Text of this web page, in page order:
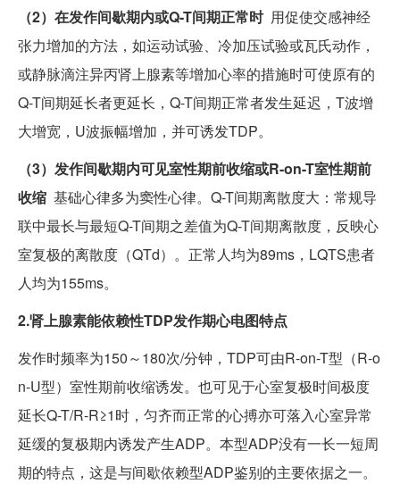
（2）在发作间歇期内或Q-T间期正常时用促使交感神经
张力增加的方法，如运动试验、冷加压试验或瓦氏动作，
或静脉滴注异丙肾上腺素等增加心率的措施时可使原有的
Q-T间期延长者更延长，Q-T间期正常者发生延迟，T波增
大增宽，U波振幅增加，并可诱发TDP。
（3）发作间歇期内可见室性期前收缩或R-on-T室性期前
收缩 基础心律多为窦性心律。Q-T间期离散度大：常规导
联中最长与最短Q-T间期之差值为Q-T间期离散度，反映心
室复极的离散度（QTd）。正常人均为89ms，LQTS患者
人均为155ms。
2.肾上腺素能依赖性TDP发作期心电图特点
发作时频率为150～180次/分钟，TDP可由R-on-T型（R-o
n-U型）室性期前收缩诱发。也可见于心室复极时间极度
延长Q-T/R-R≥1时，匀齐而正常的心搏亦可落入心室异常
延缓的复极期内诱发产生ADP。本型ADP没有一长一短周
期的特点，这是与间歇依赖型ADP鉴别的主要依据之一。